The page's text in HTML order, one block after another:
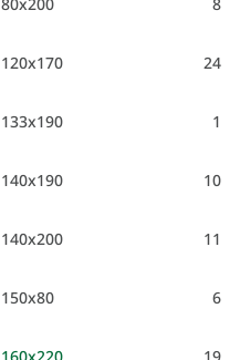
120x170 24
133x190 1
140x190 10
140x200 11
150x80 6